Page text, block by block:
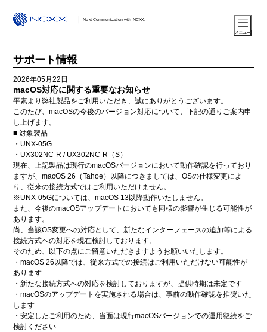
Next Communication with NCXX.
サポート情報
2026年05月22日
macOS対応に関する重要なお知らせ
平素より弊社製品をご利用いただき、誠にありがとうございます。
このたび、macOSの今後のバージョン対応について、下記の通りご案内申
し上げます。
■ 対象製品
・UNX-05G
・UX302NC-R / UX302NC-R（S）
現在、上記製品は現行のmacOSバージョンにおいて動作確認を行っており
ますが、macOS 26（Tahoe）以降につきましては、OSの仕様変更によ
り、従来の接続方式ではご利用いただけません。
※UNX-05Gについては、macOS 13以降動作いたしません。
また、今後のmacOSアップデートにおいても同様の影響が生じる可能性が
あります。
尚、当該OS変更への対応として、新たなインターフェースの追加等による
接続方式への対応を現在検討しております。
そのため、以下の点にご留意いただきますようお願いいたします。
・macOS 26以降では、従来方式での接続はご利用いただけない可能性が
あります
・新たな接続方式への対応を検討しておりますが、提供時期は未定です
・macOSのアップデートを実施される場合は、事前の動作確認を推奨いた
します
・安定したご利用のため、当面は現行macOSバージョンでの運用継続をご
検討ください